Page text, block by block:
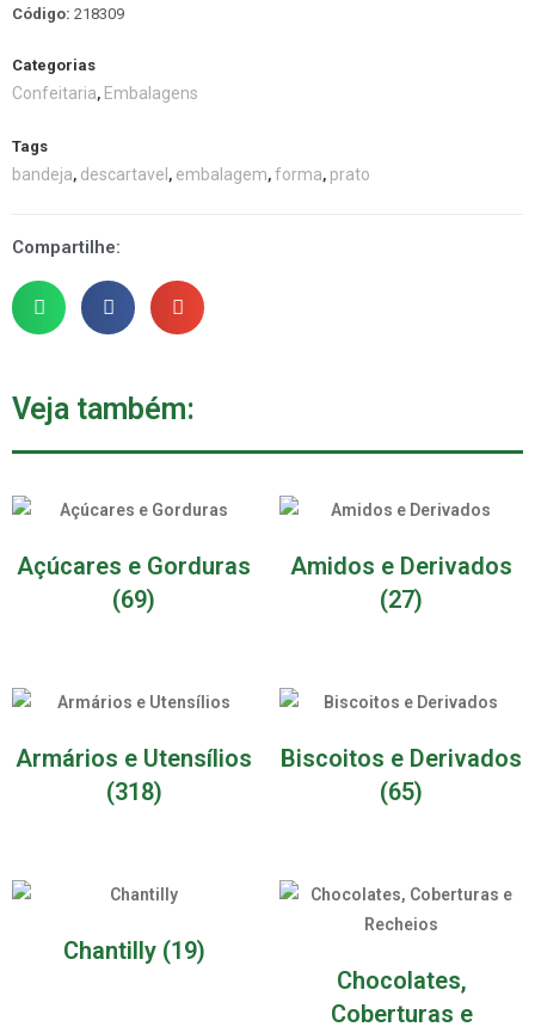
Código: 218309
Categorias
Confeitaria, Embalagens
Tags
bandeja, descartavel , embalagem, forma, prato
Compartilhe:
Veja também:
Açúcares e Gorduras
(69)
Amidos e Derivados
(27)
Armários e Utensílios
(318)
Biscoitos e Derivados
(65)
Chantilly (19)
Chocolates,
Coberturas e